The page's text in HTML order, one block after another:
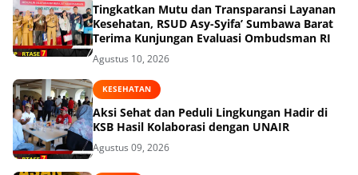
Tingkatkan Mutu dan Transparansi Layanan
Kesehatan, RSUD Asy-Syifa’ Sumbawa Barat
Terima Kunjungan Evaluasi Ombudsman RI
Agustus 10, 2026
KESEHATAN
Aksi Sehat dan Peduli Lingkungan Hadir di
KSB Hasil Kolaborasi dengan UNAIR
Agustus 09, 2026